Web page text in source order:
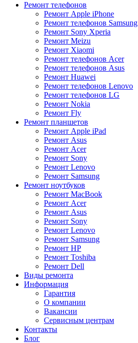
Ремонт телефонов
Ремонт Apple iPhone
Ремонт телефонов Samsung
Ремонт Sony Xperia
Ремонт Meizu
Ремонт Xiaomi
Ремонт телефонов Acer
Ремонт телефонов Asus
Ремонт Huawei
Ремонт телефонов Lenovo
Ремонт телефонов LG
Ремонт Nokia
Ремонт Fly
Ремонт планшетов
Ремонт Apple iPad
Ремонт Asus
Ремонт Acer
Ремонт Sony
Ремонт Lenovo
Ремонт Samsung
Ремонт ноутбуков
Ремонт MacBook
Ремонт Acer
Ремонт Asus
Ремонт Sony
Ремонт Lenovo
Ремонт Samsung
Ремонт HP
Ремонт Toshiba
Ремонт Dell
Виды ремонта
Информация
Гарантия
О компании
Вакансии
Сервисным центрам
Контакты
Блог